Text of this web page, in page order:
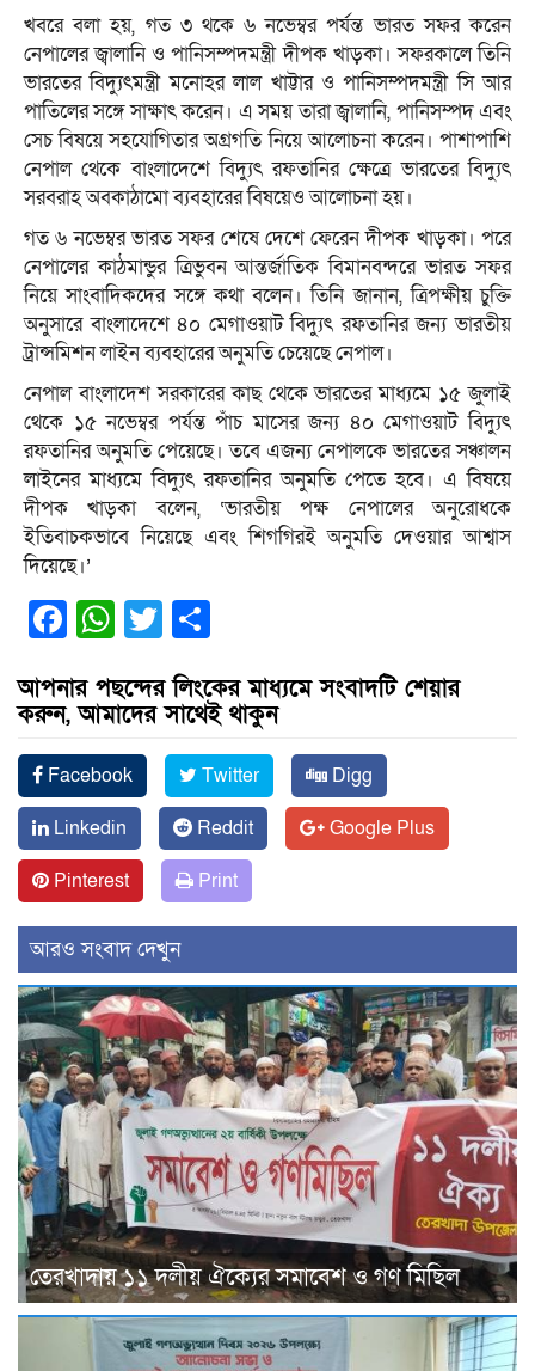
খবরে বলা হয়, গত ৩ থকে ৬ নভেম্বর পর্যন্ত ভারত সফর করেন
নেপালের জ্বালানি ও পানিসম্পদমন্ত্রী দীপক খাড়কা। সফরকালে তিনি
ভারতের বিদ্যুৎমন্ত্রী মনোহর লাল খাট্টার ও পানিসম্পদমন্ত্রী সি আর
পাতিলের সঙ্গে সাক্ষাৎ করেন। এ সময় তারা জ্বালানি, পানিসম্পদ এবং
সেচ বিষয়ে সহযোগিতার অগ্রগতি নিয়ে আলোচনা করেন। পাশাপাশি
নেপাল থেকে বাংলাদেশে বিদ্যুৎ রফতানির ক্ষেত্রে ভারতের বিদ্যুৎ
সরবরাহ অবকাঠামো ব্যবহারের বিষয়েও আলোচনা হয়।
গত ৬ নভেম্বর ভারত সফর শেষে দেশে ফেরেন দীপক খাড়কা। পরে
নেপালের কাঠমান্ডুর ত্রিভুবন আন্তর্জাতিক বিমানবন্দরে ভারত সফর
নিয়ে সাংবাদিকদের সঙ্গে কথা বলেন। তিনি জানান, ত্রিপক্ষীয় চুক্তি
অনুসারে বাংলাদেশে ৪০ মেগাওয়াট বিদ্যুৎ রফতানির জন্য ভারতীয়
ট্রান্সমিশন লাইন ব্যবহারের অনুমতি চেয়েছে নেপাল।
নেপাল বাংলাদেশ সরকারের কাছ থেকে ভারতের মাধ্যমে ১৫ জুলাই
থেকে ১৫ নভেম্বর পর্যন্ত পাঁচ মাসের জন্য ৪০ মেগাওয়াট বিদ্যুৎ
রফতানির অনুমতি পেয়েছে। তবে এজন্য নেপালকে ভারতের সঞ্চালন
লাইনের মাধ্যমে বিদ্যুৎ রফতানির অনুমতি পেতে হবে। এ বিষয়ে
দীপক খাড়কা বলেন, ‘ভারতীয় পক্ষ নেপালের অনুরোধকে
ইতিবাচকভাবে নিয়েছে এবং শিগগিরই অনুমতি দেওয়ার আশ্বাস
দিয়েছে।’
Facebook
WhatsApp
Twitter
আপনার পছন্দের লিংকের মাধ্যমে সংবাদটি শেয়ার
করুন, আমাদের সাথেই থাকুন
Facebook Twitter
Digg
Linkedin
Reddit
Google Plus
Pinterest
Print
আরও সংবাদ দেখুন
তেরখাদায় ১১ দলীয় ঐক্যের সমাবেশ ও গণ মিছিল